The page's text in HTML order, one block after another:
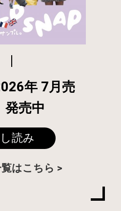
年 7月売
売中
読み
はこちら